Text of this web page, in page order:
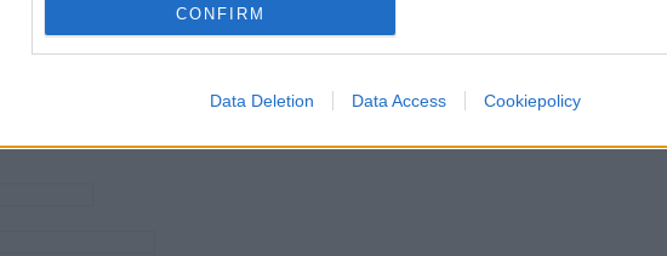
CONFIRM
Data Deletion Data Access Cookiepolicy